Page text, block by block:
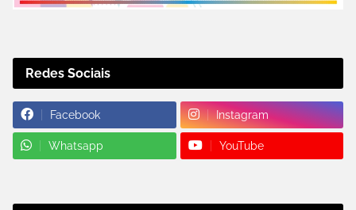
Redes Sociais
Facebook Instagram
Whatsapp YouTube